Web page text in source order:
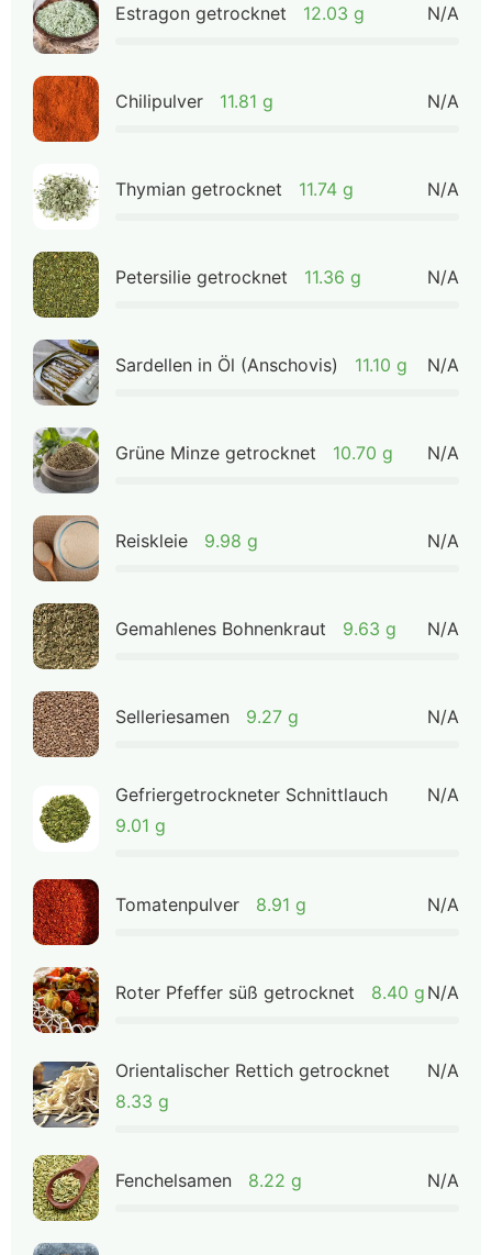
Estragon getrocknet 12.03 g N/A
Chilipulver 11.81 g N/A
Thymian getrocknet 11.74 g N/A
Petersilie getrocknet 11.36 g N/A
Sardellen in Öl (Anschovis) 11.10 g N/A
Grüne Minze getrocknet 10.70 g N/A
Reiskleie 9.98 g N/A
Gemahlenes Bohnenkraut 9.63 g N/A
Selleriesamen 9.27 g N/A
Gefriergetrockneter Schnittlauch
9.01 g
N/A
Tomatenpulver 8.91 g N/A
Roter Pfeffer süß getrocknet 8.40 g N/A
Orientalischer Rettich getrocknet
8.33 g
N/A
Fenchelsamen 8.22 g N/A